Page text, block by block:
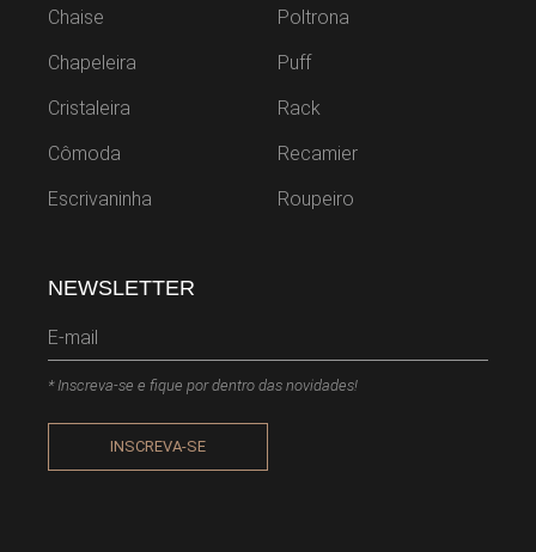
Chaise
Chapeleira
Cristaleira
Cômoda
Escrivaninha
Poltrona
Puff
Rack
Recamier
Roupeiro
NEWSLETTER
* Inscreva-se e fique por dentro das novidades!
INSCREVA-SE